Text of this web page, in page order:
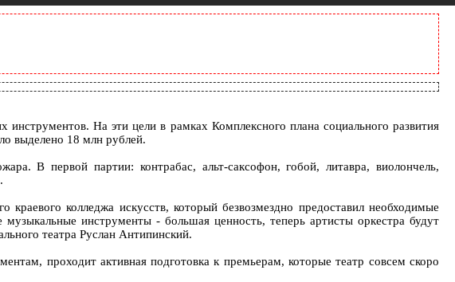
На эти цели в рамках Комплексного плана социального развития
выделено 18 млн рублей.
В первой партии: контрабас, альт-саксофон, гобой, литавра, виолончель,
колледжа искусств, который безвозмездно предоставил необходимые
инструменты - большая ценность, теперь артисты оркестра будут
театра Руслан Антипинский.
проходит активная подготовка к премьерам, которые театр совсем скоро